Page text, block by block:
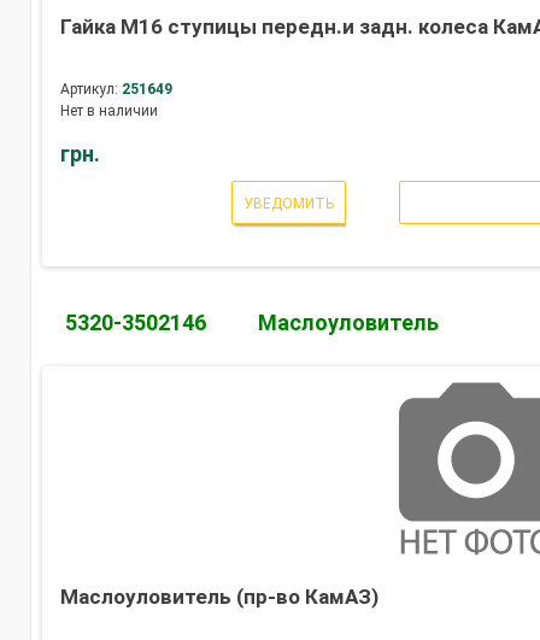
Гайка М16 ступицы передн.и задн. колеса
Артикул: 251649
Нет в наличии
грн.
УВЕДОМИТЬ
5320-3502146 Маслоуловитель
Маслоуловитель (пр-во КамАЗ)